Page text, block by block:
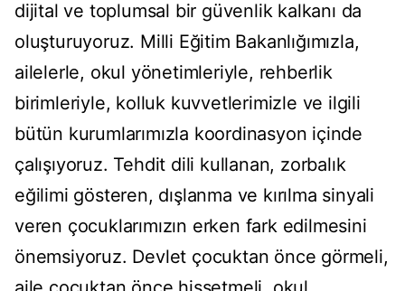
dijital ve toplumsal bir güvenlik kalkanı da
oluşturuyoruz. Milli Eğitim Bakanlığımızla,
ailelerle, okul yönetimleriyle, rehberlik
birimleriyle, kolluk kuvvetlerimizle ve ilgili
bütün kurumlarımızla koordinasyon içinde
çalışıyoruz. Tehdit dili kullanan, zorbalık
eğilimi gösteren, dışlanma ve kırılma sinyali
veren çocuklarımızın erken fark edilmesini
önemsiyoruz. Devlet çocuktan önce görmeli,